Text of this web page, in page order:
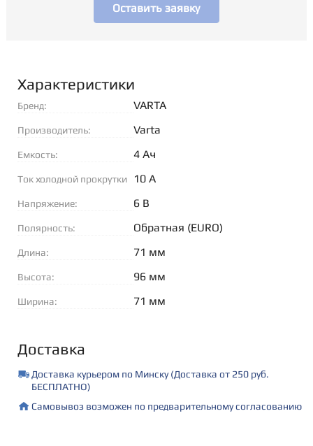
Оставить заявку
Характеристики
Бренд: VARTA
Производитель: Varta
Емкость: 4 Ач
Ток холодной прокрутки
10 А
Напряжение: 6 В
Полярность: Обратная (EURO)
Длина: 71 мм
Высота: 96 мм
Ширина: 71 мм
Доставка
Доставка курьером по Минску (Доставка от 250 руб.
БЕСПЛАТНО)
Самовывоз возможен по предварительному согласованию